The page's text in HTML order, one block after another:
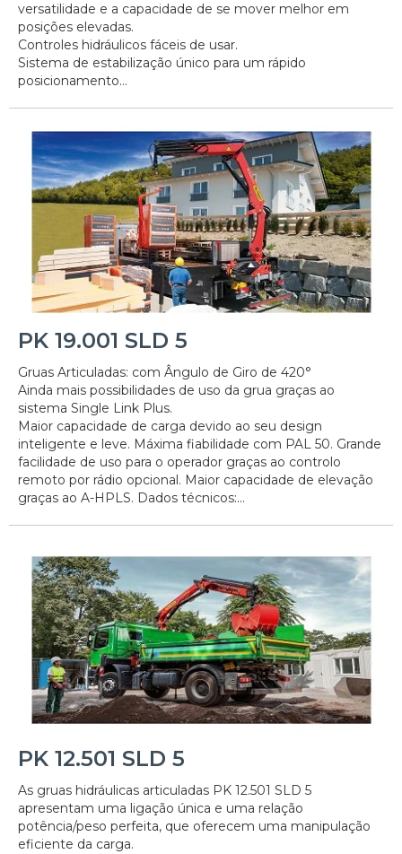
versatilidade e a capacidade de se mover melhor em
posições elevadas.
Controles hidráulicos fáceis de usar.
Sistema de estabilização único para um rápido
posicionamento...
PK 19.001 SLD 5
Gruas Articuladas: com Ângulo de Giro de 420°
Ainda mais possibilidades de uso da grua graças ao
sistema Single Link Plus.
Maior capacidade de carga devido ao seu design
inteligente e leve. Máxima fiabilidade com PAL 50. Grande
facilidade de uso para o operador graças ao controlo
remoto por rádio opcional. Maior capacidade de elevação
graças ao A-HPLS. Dados técnicos:...
PK 12.501 SLD 5
As gruas hidráulicas articuladas PK 12.501 SLD 5
apresentam uma ligação única e uma relação
potência/peso perfeita, que oferecem uma manipulação
eficiente da carga.